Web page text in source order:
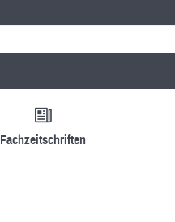
Fachzeitschriften